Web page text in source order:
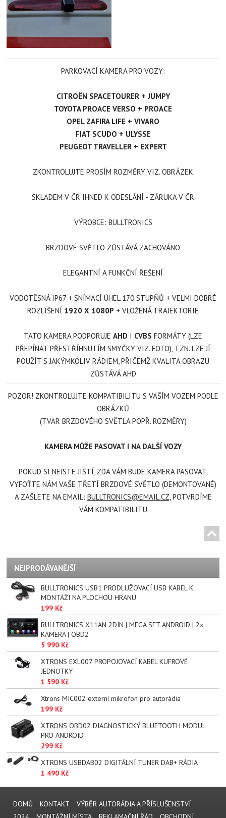
PARKOVACÍ KAMERA PRO VOZY:
CITROËN SPACETOURER + JUMPY
TOYOTA PROACE VERSO + PROACE
OPEL ZAFIRA LIFE + VIVARO
FIAT SCUDO + ULYSSE
PEUGEOT TRAVELLER + EXPERT
ZKONTROLUJTE PROSÍM ROZMĚRY VIZ. OBRÁZEK
SKLADEM V ČR IHNED K ODESLÁNÍ - ZÁRUKA V ČR
VÝROBCE: BULLTRONICS
BRZDOVÉ SVĚTLO ZŮSTÁVÁ ZACHOVÁNO
ELEGANTNÍ A FUNKČNÍ ŘEŠENÍ
VODOTĚSNÁ IP67 + SNÍMACÍ ÚHEL 170 STUPŇŮ + VELMI DOBRÉ
ROZLIŠENÍ 1920 X 1080P + VLOŽENÁ TRAJEKTORIE
TATO KAMERA PODPORUJE AHD I CVBS FORMÁTY (LZE
PŘEPÍNAT PŘESTŘÍHNUTÍM SMYČKY VIZ. FOTO), TZN. LZE JÍ
POUŽÍT S JAKÝMKOLIV RÁDIEM, PŘIČEMŽ KVALITA OBRAZU
ZŮSTÁVÁ AHD
POZOR! ZKONTROLUJTE KOMPATIBILITU S VAŠÍM VOZEM PODLE
OBRÁZKŮ
(TVAR BRZDOVÉHO SVĚTLA POPŘ. ROZMĚRY)
KAMERA MŮŽE PASOVAT I NA DALŠÍ VOZY
POKUD SI NEJSTE JISTÍ, ZDA VÁM BUDE KAMERA PASOVAT,
VYFOŤTE NÁM VAŠE TŘETÍ BRZDOVÉ SVĚTLO (DEMONTOVANÉ)
A ZAŠLETE NA EMAIL: BULLTRONICS@EMAIL.CZ,POTVRDÍME
VÁM KOMPATIBILITU
NEJPRODÁVANĚJŠÍ
BULLTRONICS USB1 PRODLUŽOVACÍ USB KABEL K
MONTÁŽI NA PLOCHOU HRANU
199 Kč
BULLTRONICS X11AN 2DIN | MEGA SET ANDROID | 2x
KAMERA | OBD2
5 990 Kč
XTRONS EXL007 PROPOJOVACÍ KABEL KUFROVÉ
JEDNOTKY
1 590 Kč
Xtrons MIC002 externí mikrofon pro autorádia
199 Kč
XTRONS OBD02 DIAGNOSTICKÝ BLUETOOTH MODUL
PRO ANDROID
299 Kč
XTRONS USBDAB02 DIGITÁLNÍ TUNER DAB+ RÁDIA
1 490 Kč
DOMŮ KONTAKT
VÝBĚR AUTORÁDIA A PŘÍSLUŠENSTVÍ